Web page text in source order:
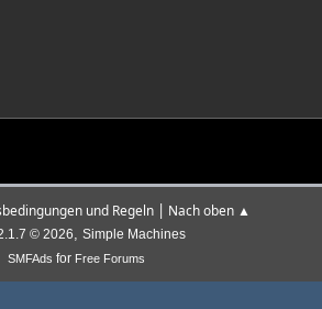
und Regeln | Nach oben ▲
© 2026, Simple Machines
SMFAds for Free Forums